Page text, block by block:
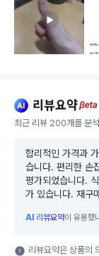
ai 리뷰요약
최근 리뷰 200개를 분
합리적인 가격과
습니다. 편리한 손
평가되었습니다.
가 있습니다. 재구
AI 리뷰요약이 유용했
리뷰요약은 상품의